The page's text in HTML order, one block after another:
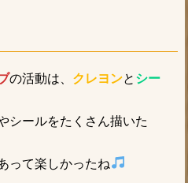
の活動は、 クレヨンと シー
シールをたくさん描いた
って楽しかったね